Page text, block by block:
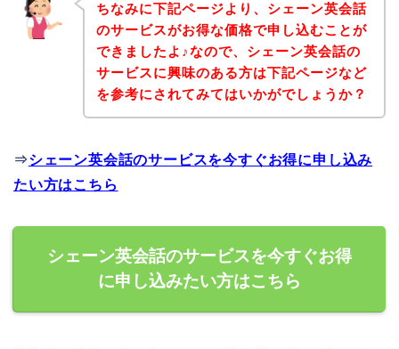
ちなみに下記ページより、シェーン英会話
のサービスがお得な価格で申し込むことが
できましたよ♪なので、シェーン英会話の
サービスに興味のある方は下記ページなど
を参考にされてみてはいかがでしょうか？
⇒シェーン英会話のサービスを今すぐお得に申し込み
たい方はこちら
シェーン英会話のサービスを今すぐお得
に申し込みたい方はこちら